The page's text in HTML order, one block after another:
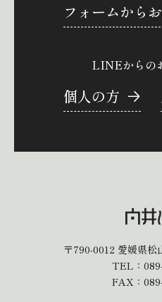
フォームから
LINEからの
個人の方
〒790-0012 愛媛県松
TEL：
FAX：